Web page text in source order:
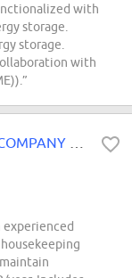
with
storage.
storage.
with
experienced